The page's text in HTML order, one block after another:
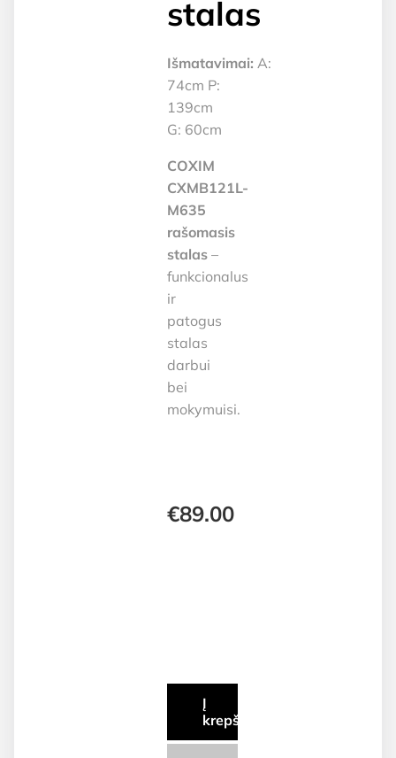
stalas
Išmatavimai: A:
74cm P:
139cm
G: 60cm
COXIM
CXMB121L-
M635
rašomasis
stalas–
funkcionalus
ir
patogus
stalas
darbui
bei
mokymuisi.
€89.00
Į
krepšelį